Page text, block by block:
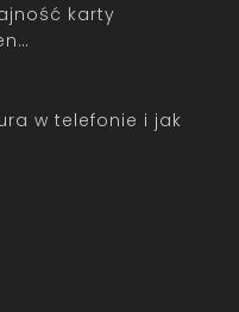
karty
w telefonie i jak